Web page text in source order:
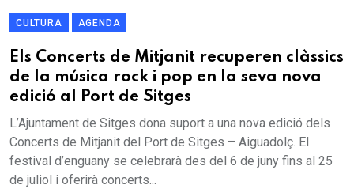
CULTURA AGENDA
Els Concerts de Mitjanit recuperen clàssics
de la música rock i pop en la seva nova
edició al Port de Sitges
L’Ajuntament de Sitges dona suport a una nova edició dels
Concerts de Mitjanit del Port de Sitges – Aiguadolç. El
festival d’enguany se celebrarà des del 6 de juny fins al 25
de juliol i oferirà concerts...